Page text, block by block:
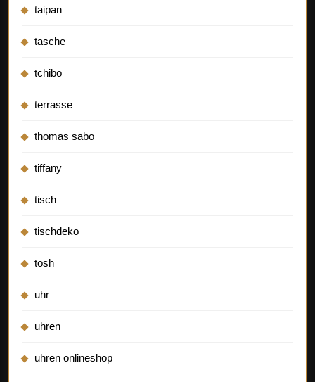
taipan
tasche
tchibo
terrasse
thomas sabo
tiffany
tisch
tischdeko
tosh
uhr
uhren
uhren onlineshop